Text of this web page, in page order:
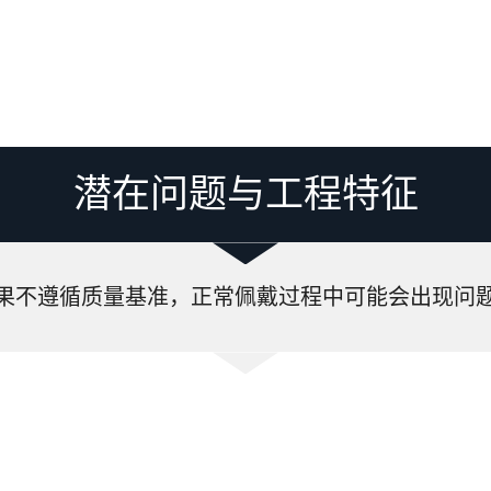
潜在问题与工程特征
不遵循质量基准，正常佩戴过程中可能会出现问